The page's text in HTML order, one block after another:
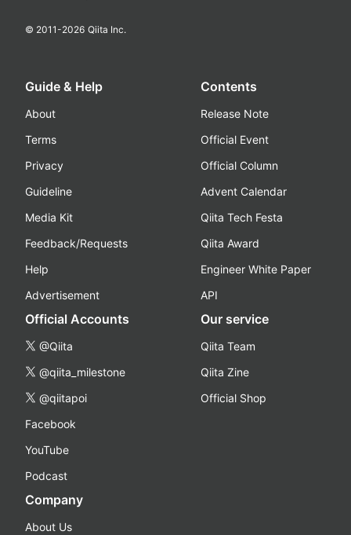
© 2011-2026 Qiita Inc.
Guide & Help
About
Terms
Privacy
Guideline
Media Kit
Feedback/Requests
Help
Advertisement
Contents
Release Note
Official Event
Official Column
Advent Calendar
Qiita Tech Festa
Qiita Award
Engineer White Paper
API
Official Accounts
@Qiita
@qiita_milestone
@qiitapoi
Facebook
YouTube
Podcast
Our service
Qiita Team
Qiita Zine
Official Shop
Company
About Us